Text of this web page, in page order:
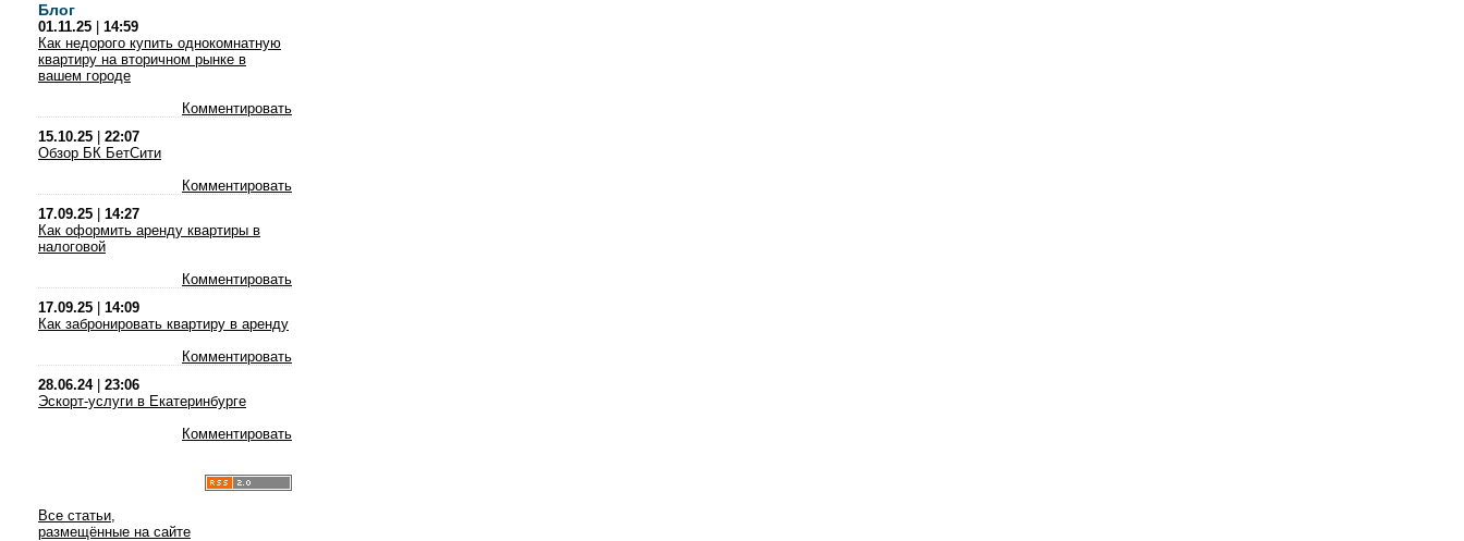
Блог
01.11.25
14:59
Как недорого купить однокомнатную
квартиру на вторичном рынке в
вашем городе
Комментировать
15.10.25
22:07
Обзор БК БетСити
Комментировать
17.09.25
14:27
Как оформить аренду квартиры в
налоговой
Комментировать
17.09.25
14:09
Как забронировать квартиру в аренду
Комментировать
28.06.24| 23:06
Эскорт-услуги в Екатеринбурге
Комментировать
Все статьи,
размещённые на сайте